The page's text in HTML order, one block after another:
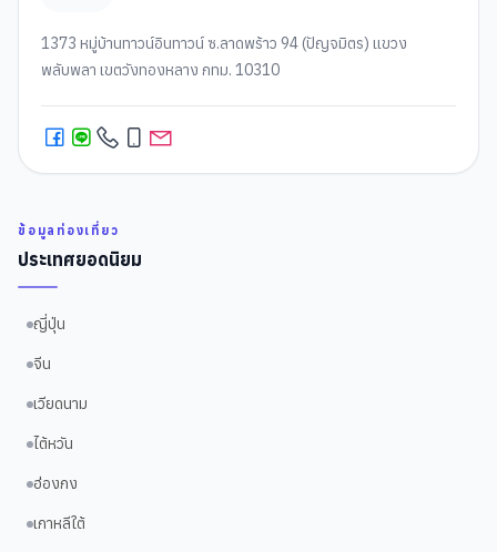
1373 หมู่บ้านทาวน์อินทาวน์ ซ.ลาดพร้าว 94 (ปัญจมิตร) แขวง
พลับพลา เขตวังทองหลาง กทม. 10310
ข้อมูลท่องเที่ยว
ประเทศยอดนิยม
ญี่ปุ่น
จีน
เวียดนาม
ไต้หวัน
ฮ่องกง
เกาหลีใต้